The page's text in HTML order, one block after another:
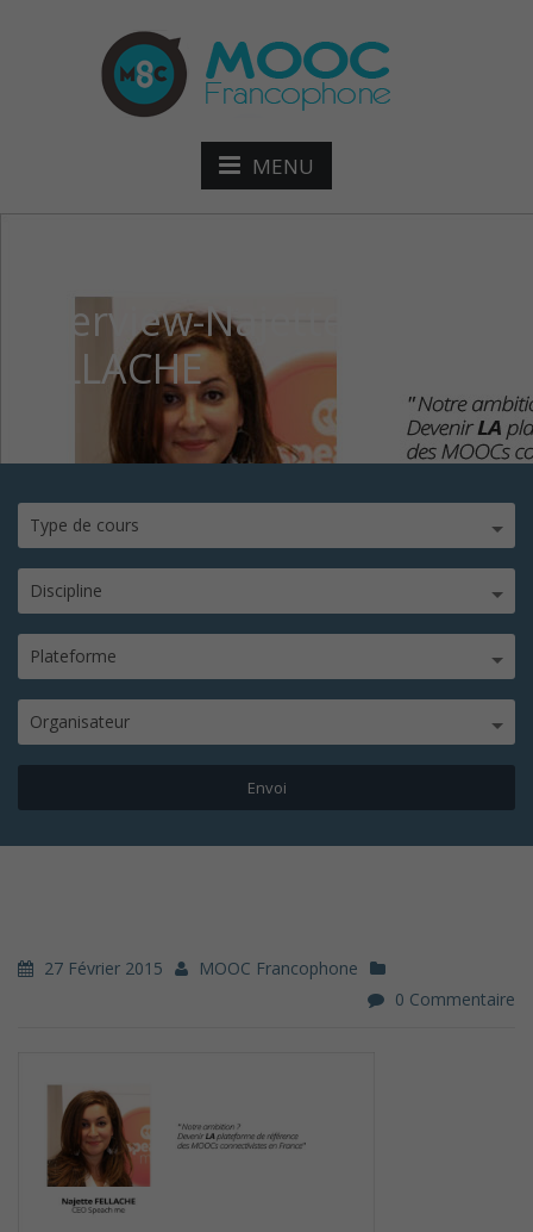
MENU
Interview-Najette-
FELLACHE
Type de cours
Discipline
Plateforme
Organisateur
27 Février 2015
MOOC Francophone
0 Commentaire